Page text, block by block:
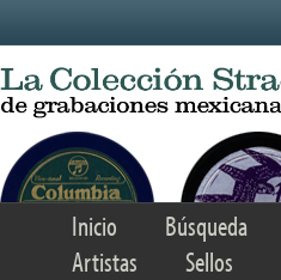
Inicio Búsqueda
Artistas
Sellos